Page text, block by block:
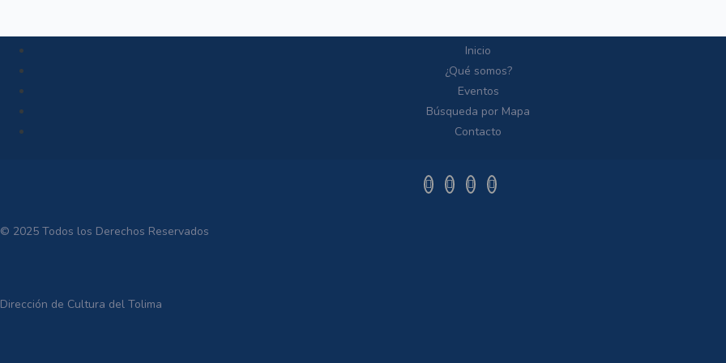
Inicio
¿Qué somos?
Eventos
Búsqueda por Mapa
Contacto
© 2025 Todos los Derechos Reservados
Dirección de Cultura del Tolima